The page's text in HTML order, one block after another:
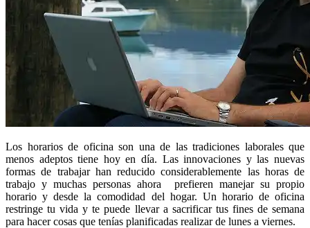
Los horarios de oficina son una de las tradiciones laborales que
menos adeptos tiene hoy en día. Las innovaciones y las nuevas
formas de trabajar han reducido considerablemente las horas de
trabajo y muchas personas ahora prefieren manejar su propio
horario y desde la comodidad del hogar. Un horario de oficina
restringe tu vida y te puede llevar a sacrificar tus fines de semana
para hacer cosas que tenías planificadas realizar de lunes a viernes.